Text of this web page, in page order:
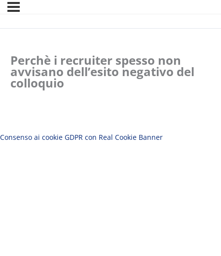
Perchè i recruiter spesso non
avvisano dell’esito negativo del
colloquio
Consenso ai cookie GDPR con Real Cookie Banner